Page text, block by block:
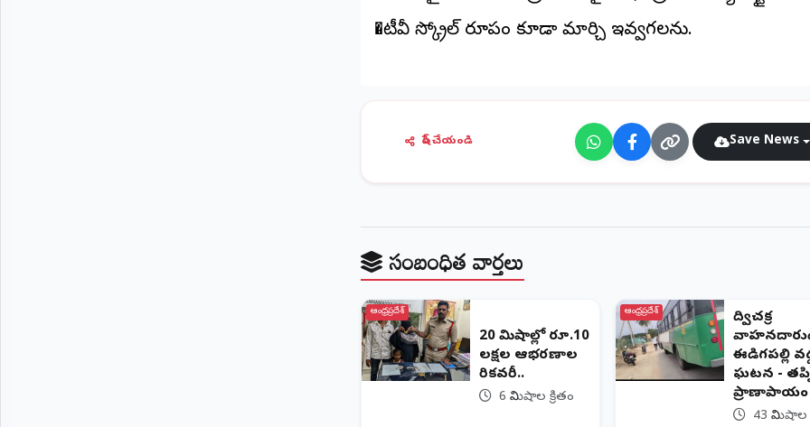
�⁠టీవీ స్క్రోల్ రూపంలో కూడా మార్చి ఇవ్వగలను.
షేర్ చేయండి Save News
సంబంధిత వార్తలు
ఆంధ్రప్రదేశ్
20 నిమిషాల్లో రూ.10
లక్షల ఆభరణాల
రికవరీ..
6 నిమిషాల క్రితం
ఆంధ్రప్రదేశ్
ద్విచక్ర
ఈడిగపల్లి
ఘటన -
ప్రాణాపాయం
43 నిమిషాల